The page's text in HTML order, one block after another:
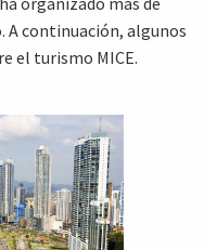
A continuación, algunos
el turismo MICE.